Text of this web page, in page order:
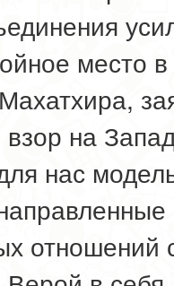
место
на
нас
отношений